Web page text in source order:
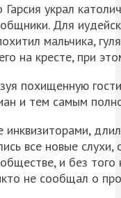
Гарсия украл
Для
мальчика,
на кресте, при
похищенную
и тем самым
все новые
и без того
не сообщал о